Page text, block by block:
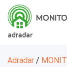
adradar
Adradar /